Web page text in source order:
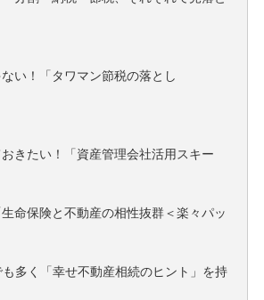
」
い！「タワマン節税の落とし
」
い！「資産管理会社活用スキー
」
命保険と不動産の相性抜群＜楽々パッ
多く「幸せ不動産相続のヒント」を持